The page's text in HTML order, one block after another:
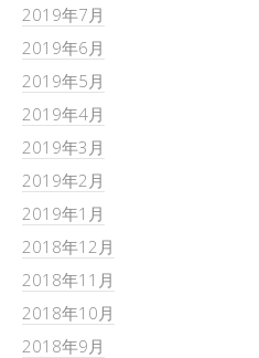
2019年7月
2019年6月
2019年5月
2019年4月
2019年3月
2019年2月
2019年1月
2018年12月
2018年11月
2018年10月
2018年9月